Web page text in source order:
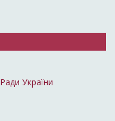
України